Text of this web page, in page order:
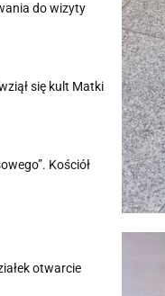
do wizyty
się kult Matki
Kościół
otwarcie